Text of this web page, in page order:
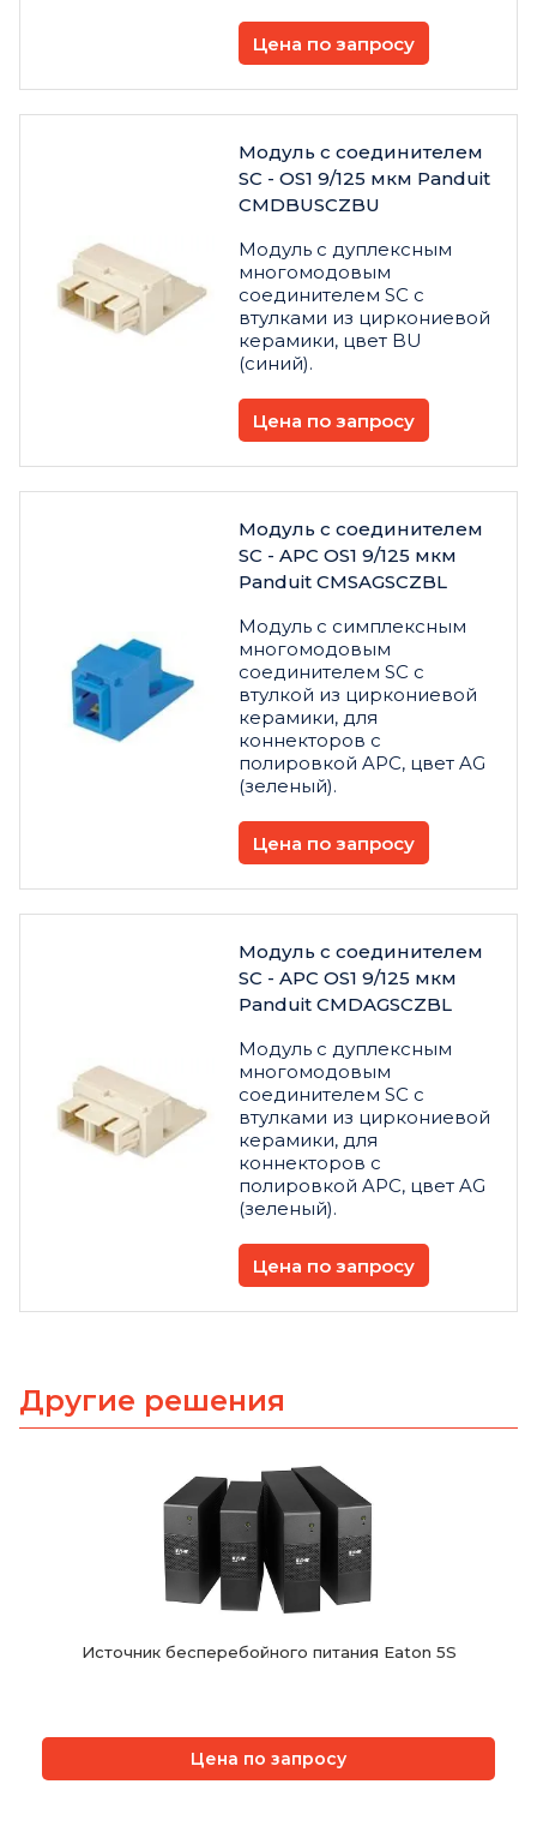
Цена по запросу
Модуль с соединителем
SC - OS1 9/125 мкм Panduit
CMDBUSCZBU
Модуль с дуплексным
многомодовым
соединителем SC с
втулками из циркониевой
керамики, цвет BU
(синий).
Цена по запросу
Модуль с соединителем
SC - APC OS1 9/125 мкм
Panduit CMSAGSCZBL
Модуль с симплексным
многомодовым
соединителем SC с
втулкой из циркониевой
керамики, для
коннекторов с
полировкой APC, цвет AG
(зеленый).
Цена по запросу
Модуль с соединителем
SC - APC OS1 9/125 мкм
Panduit CMDAGSCZBL
Модуль с дуплексным
многомодовым
соединителем SC с
втулками из циркониевой
керамики, для
коннекторов с
полировкой APC, цвет AG
(зеленый).
Цена по запросу
Другие решения
Источник бесперебойного питания Eaton 5S
Цена по запросу